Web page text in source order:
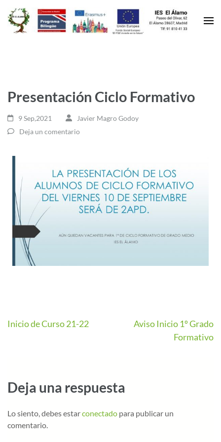
Presentación Ciclo Formativo
9 Sep,2021
Javier Magro Godoy
Deja un comentario
Inicio de Curso 21-22
Aviso Inicio 1º Grado
Formativo
Deja una respuesta
Lo siento, debes estarconectado para publicar un
comentario.